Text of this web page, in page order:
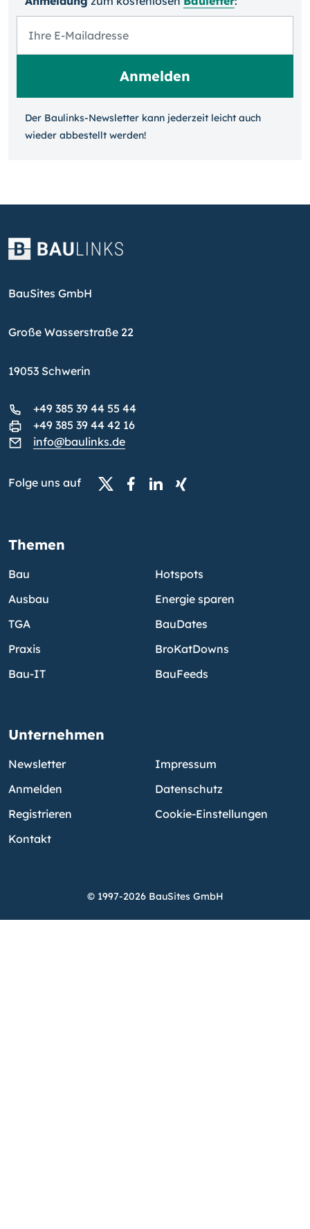
Der Baulinks-Newsletter kann jeder­zeit leicht auch
wieder ab­bestellt werden!
BauSites GmbH
Große Wasserstraße 22
19053 Schwerin
+49 385 39 44 55 44
+49 385 39 44 42 16
info@baulinks.de
Folge uns auf
Themen
Bau
Ausbau
TGA
Praxis
Bau-IT
Hotspots
Energie sparen
BauDates
BroKatDowns
BauFeeds
Unternehmen
Newsletter
Anmelden
Registrieren
Kontakt
Impressum
Datenschutz
Cookie-Einstellungen
© 1997-2026 BauSites GmbH